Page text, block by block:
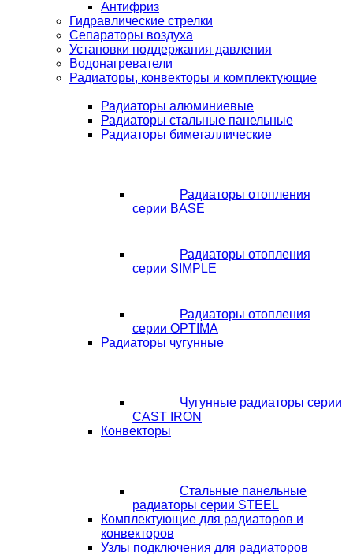
Антифриз
Гидравлические стрелки
Сепараторы воздуха
Установки поддержания давления
Водонагреватели
Радиаторы, конвекторы и комплектующие
Радиаторы алюминиевые
Радиаторы стальные панельные
Радиаторы биметаллические
Радиаторы отопления
серии BASE
Радиаторы отопления
серии SIMPLE
Радиаторы отопления
серии OPTIMA
Радиаторы чугунные
Чугунные радиаторы серии
CAST IRON
Конвекторы
Стальные панельные
радиаторы серии STEEL
Комплектующие для радиаторов и
конвекторов
Узлы подключения для радиаторов